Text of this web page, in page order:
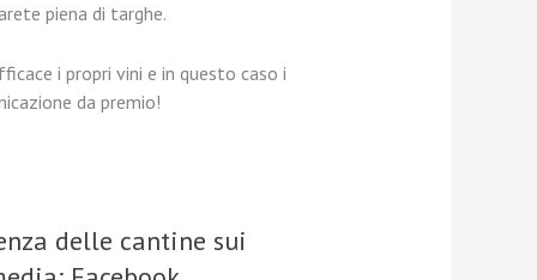
piena di targhe.
i propri vini e in questo caso i
da premio!
delle cantine sui